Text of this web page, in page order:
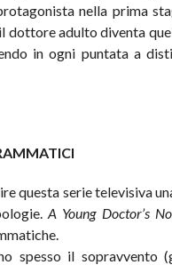
nella prima
dottore adulto diventa
in ogni puntata a
questa serie televisiva
A Young Doctor’s
spesso il sopravvento